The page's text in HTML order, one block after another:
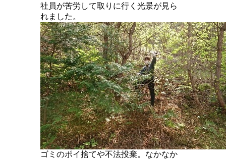
社員が苦労して取りに行く光景が見ら
れました。
ゴミのポイ捨てや不法投棄。なかなか